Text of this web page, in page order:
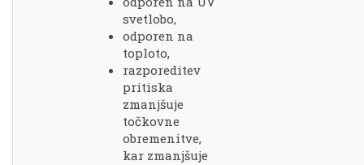
svetlobo,
odporen na
toploto,
razporeditev
pritiska
zmanjšuje
točkovne
obremenitve,
kar zmanjšuje